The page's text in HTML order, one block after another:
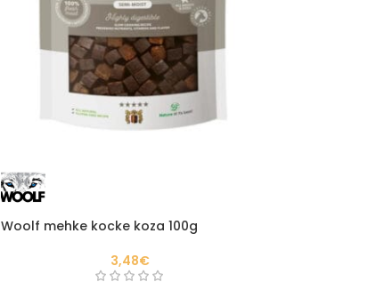
Woolf mehke kocke koza 100g
3,48€